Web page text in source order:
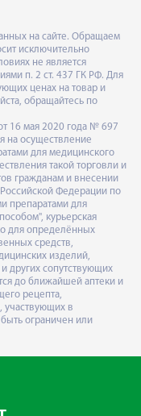
на сайте. Обращаем
исключительно
не является
п. 2 ст. 437 ГК РФ. Для
ценах на товар и
обращайтесь по
16 мая 2020 года № 697
на осуществление
для медицинского
такой торговли и
гражданам и внесении
Федерации по
препаратами для
курьерская
для определённых
средств,
изделий,
других сопутствующих
до ближайшей аптеки и
рецепта,
участвующих в
ограничен или